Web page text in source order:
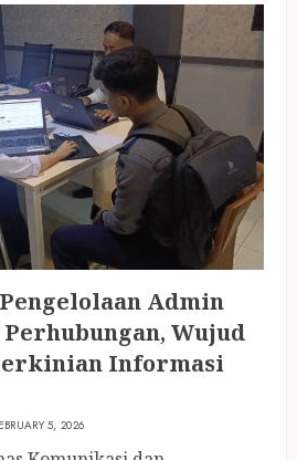
Admin
Wujud
Informasi
5, 2026